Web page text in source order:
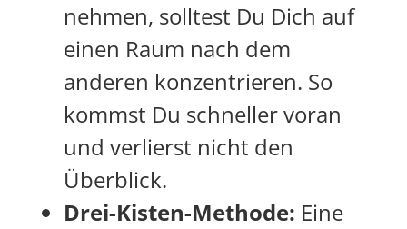
nehmen, solltest Du Dich auf
einen Raum nach dem
anderen konzentrieren. So
kommst Du schneller voran
und verlierst nicht den
Überblick.
Drei-Kisten-Methode: Eine